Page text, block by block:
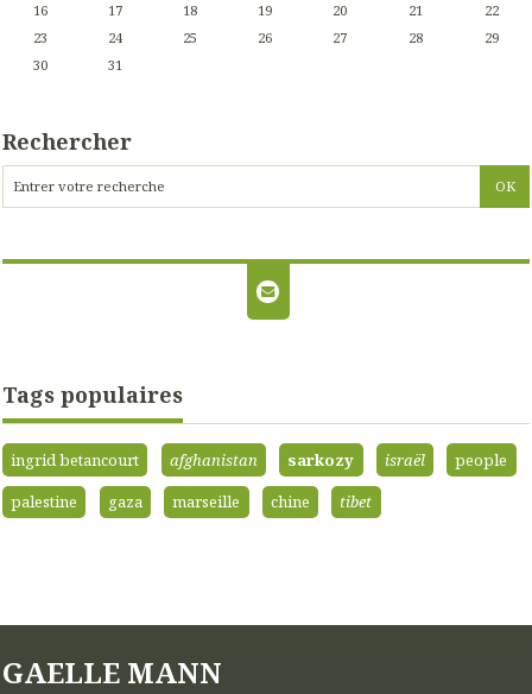
16
17 18 19 20 21
22
23
24 25 26 27 28
29
30
31
Rechercher
Tags populaires
ingrid betancourt afghanistan sarkozy israël
people
palestine
gaza marseille chine tibet
GAELLE MANN